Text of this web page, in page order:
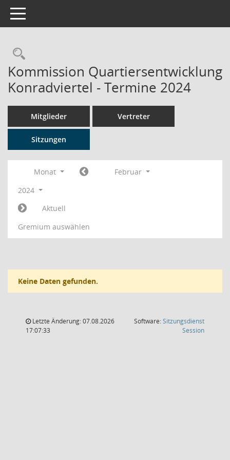
Toggle navigation
Rechercheauswahl
Kommission Quartiersentwicklung
Konradviertel - Termine 2024
Mitglieder Vertreter
Sitzungen
Monat
Februar
2024
Aktuell
Gremium auswählen
Keine Daten gefunden.
Letzte Änderung: 07.08.2026
17:07:33
Software:Sitzungsdienst
Session(Wird in